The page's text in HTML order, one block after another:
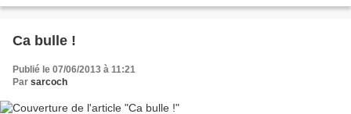
Ca bulle !
Publié le 07/06/2013 à 11:21
Par sarcoch